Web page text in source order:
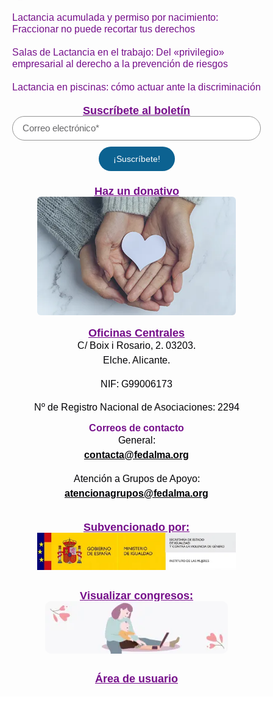
Lactancia acumulada y permiso por nacimiento:
Fraccionar no puede recortar tus derechos
Salas de Lactancia en el trabajo: Del «privilegio»
empresarial al derecho a la prevención de riesgos
Lactancia en piscinas: cómo actuar ante la discriminación
Suscríbete al boletín
¡Suscríbete!
Haz un donativo
Oficinas Centrales
C/ Boix i Rosario, 2. 03203.
Elche. Alicante.
NIF: G99006173
Nº de Registro Nacional de Asociaciones: 2294
Correos de contacto
General:
contacta@fedalma.org
Atención a Grupos de Apoyo:
atencionagrupos@fedalma.org
Subvencionado por:
Visualizar congresos:
Área de usuario